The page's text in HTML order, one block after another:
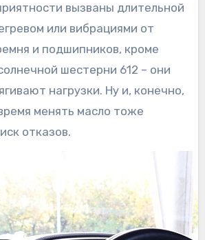
вызваны длительной
или вибрациями от
и подшипников, кроме
шестерни 612 – они
нагрузки. Ну и, конечно,
менять масло тоже
отказов.